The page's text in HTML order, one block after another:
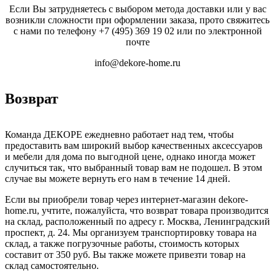
Если Вы затрудняетесь с выбором метода доставки или у вас
возникли сложности при оформлении заказа, прото свяжитесь
с нами по телефону +7 (495) 369 19 02 или по электронной
почте
info@dekore-home.ru
Возврат
Команда ДЕКОРЕ ежедневно работает над тем, чтобы
предоставить вам широкий выбор качественных аксессуаров
и мебели для дома по выгодной цене, однако иногда может
случиться так, что выбранный товар вам не подошел. В этом
случае вы можете вернуть его нам в течение 14 дней.
Если вы приобрели товар через интернет-магазин dekore-
home.ru, учтите, пожалуйста, что возврат товара производится
на склад, расположенный по адресу г. Москва, Ленинградский
проспект, д. 24. Мы организуем транспортировку товара на
склад, а также погрузочные работы, стоимость которых
составит от 350 руб. Вы также можете привезти товар на
склад самостоятельно.